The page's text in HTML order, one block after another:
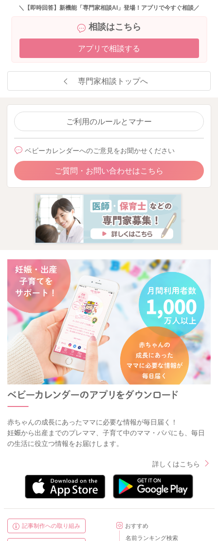
＼【即時回答】新機能「専門家相談AI」登場！アプリで今すぐ相談／
相談はこちら
アプリで相談する
専門家相談トップへ
ご利用のルールとマナー
ベビーカレンダーへのご意見をお聞かせください
ご質問・お問い合わせはこちら
赤ちゃんの成長にあったママに必要な情報が毎日届く！
妊娠から出産までのプレママ、子育て中のママ・パパにも、毎日
の生活に役立つ情報をお届けします。
詳しくはこちら
記事制作への取り組み
おすすめ
名前ランキング検索